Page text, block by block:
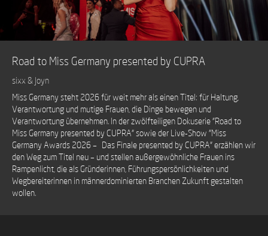
Road to Miss Germany presented by CUPRA
sixx & Joyn
Miss Germany steht 2026 für weit mehr als einen Titel: für Haltung,
Verantwortung und mutige Frauen, die Dinge bewegen und
Verantwortung übernehmen. In der zwölfteiligen Dokuserie "Road to
Miss Germany presented by CUPRA" sowie der Live-Show "Miss
Germany Awards 2026 – Das Finale presented by CUPRA" erzählen wir
den Weg zum Titel neu – und stellen außergewöhnliche Frauen ins
Rampenlicht, die als Gründerinnen, Führungspersönlichkeiten und
Wegbereiterinnen in männerdominierten Branchen Zukunft gestalten
wollen.